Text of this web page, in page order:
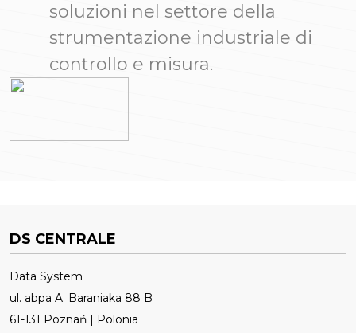
soluzioni nel settore della
strumentazione industriale di
controllo e misura.
DS CENTRALE
Data System
ul. abpa A. Baraniaka 88 B
61-131 Poznań | Polonia